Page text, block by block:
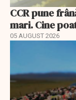
CCR pune
mari. Cine
05 AUGUST 2026